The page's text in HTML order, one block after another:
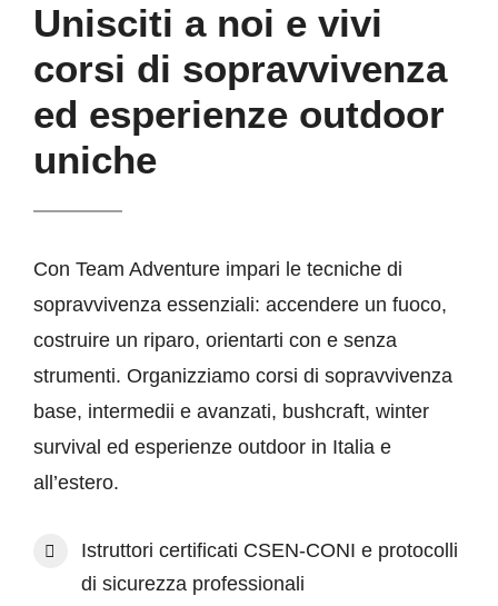
Unisciti a noi e vivi
corsi di sopravvivenza
ed esperienze outdoor
uniche
Con Team Adventure impari le tecniche di
sopravvivenza essenziali: accendere un fuoco,
costruire un riparo, orientarti con e senza
strumenti. Organizziamo corsi di sopravvivenza
base, intermedii e avanzati, bushcraft, winter
survival ed esperienze outdoor in Italia e
all’estero.
Istruttori certificati CSEN‑CONI e protocolli
di sicurezza professionali